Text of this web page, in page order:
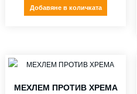
Добавяне в количката
МЕХЛЕМ ПРОТИВ ХРЕМА